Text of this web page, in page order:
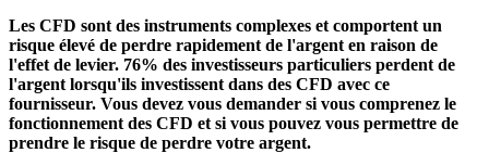
Les CFD sont des instruments complexes et comportent un
risque élevé de perdre rapidement de l'argent en raison de
l'effet de levier. 76% des investisseurs particuliers perdent de
l'argent lorsqu'ils investissent dans des CFD avec ce
fournisseur. Vous devez vous demander si vous comprenez le
fonctionnement des CFD et si vous pouvez vous permettre de
prendre le risque de perdre votre argent.